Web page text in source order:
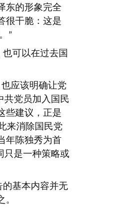
东的形象完全
很干脆：这是
”
可以在过去国
也应该明确让党
共党员加入国民
些建议，正是
来消除国民党
年陈独秀为首
只是一种策略或
基本内容并无